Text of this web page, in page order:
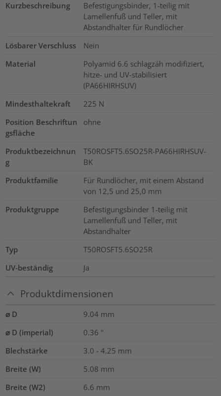
Kurzbeschreibung
Befestigungsbinder, 1-teilig mit
Lamellenfuß und Teller, mit
Abstandhalter für Rundlöcher
Lösbarer Verschluss
Nein
Material
Polyamid 6.6 schlagzäh modifiziert,
hitze- und UV-stabilisiert
(PA66HIRHSUV)
Mindesthaltekraft
225 N
Position Beschriftun
gsfläche
ohne
Produktbezeichnun
g
T50ROSFT5.6SO25R-PA66HIRHSUV-
BK
Produktfamilie
Für Rundlöcher, mit einem Abstand
von 12,5 und 25,0 mm
Produktgruppe
Befestigungsbinder 1-teilig mit
Lamellenfuß und Teller, mit
Abstandhalter
Typ
T50ROSFT5.6SO25R
UV-beständig
Ja
Produktdimensionen
⌀ D 9.04 mm
⌀ D (imperial)
0.36 "
Blechstärke
3.0 - 4.25 mm
Breite (W)
5.08 mm
Breite (W2)
6.6 mm